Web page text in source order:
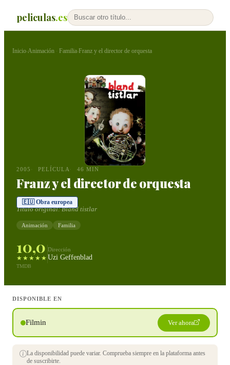
peliculas.es
Inicio›Animación · Familia›Franz y el director de orquesta
2005 PELÍCULA 46 MIN
Franz y el director de orquesta
🇪🇺 Obra europea
Título original:Bland tistlar
Animación Familia
10,0
★★★★★
TMDB
Dirección
Uzi Geffenblad
DISPONIBLE EN
Filmin Ver ahora
La disponibilidad puede variar. Comprueba siempre en la plataforma antes
de suscribirte.